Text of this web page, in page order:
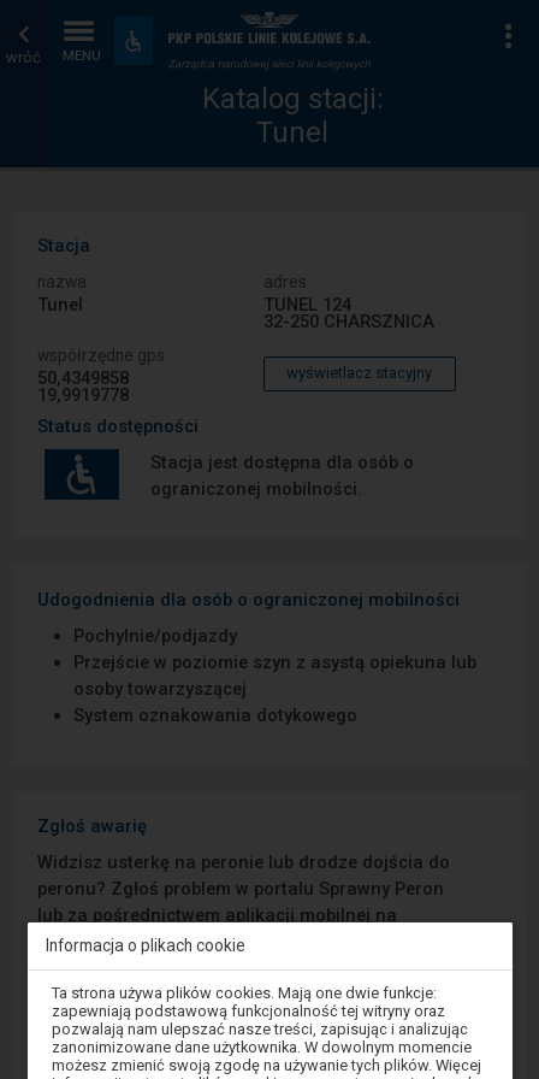
wróć MENU
Dostępność
i
udogodnienia
Katalog
stacji
Strona
główna
Katalog stacji:
Tunel
Stacja
nazwa
Tunel
adres
TUNEL 124
32-250 CHARSZNICA
współrzędne gps
50,4349858
19,9919778
wyświetlacz stacyjny
Status dostępności
Stacja jest dostępna dla osób o
ograniczonej mobilności.
Udogodnienia dla osób o ograniczonej mobilności
Pochylnie/podjazdy
Przejście w poziomie szyn z asystą opiekuna lub
osoby towarzyszącej
System oznakowania dotykowego
Zgłoś awarię
Widzisz usterkę na peronie lub drodze dojścia do
peronu? Zgłoś problem w portalu Sprawny Peron
lub za pośrednictwem aplikacji mobilnej na
Android/iOS.
Sprawny Peron
Google Play
Informacja o plikach cookie
Uwaga,
znajdujesz
się
oknie
modalnym.
Ta strona używa plików cookies. Mają one dwie funkcje:
zapewniają podstawową funkcjonalność tej witryny oraz
pozwalają nam ulepszać nasze treści, zapisując i analizując
zanonimizowane dane użytkownika. W dowolnym momencie
możesz zmienić swoją zgodę na używanie tych plików. Więcej